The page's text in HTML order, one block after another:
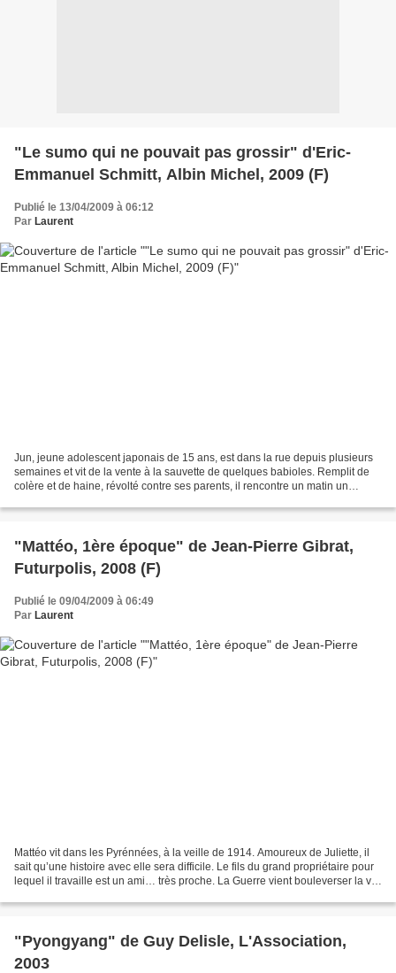
"Le sumo qui ne pouvait pas grossir" d'Eric-
Emmanuel Schmitt, Albin Michel, 2009 (F)
Publié le 13/04/2009 à 06:12
Par Laurent
Jun, jeune adolescent japonais de 15 ans, est dans la rue depuis plusieurs
semaines et vit de la vente à la sauvette de quelques babioles. Remplit de
colère et de haine, révolté contre ses parents, il rencontre un matin un
"Mattéo, 1ère époque" de Jean-Pierre Gibrat,
Futurpolis, 2008 (F)
Publié le 09/04/2009 à 06:49
Par Laurent
Mattéo vit dans les Pyrénnées, à la veille de 1914. Amoureux de Juliette, il
sait qu’une histoire avec elle sera difficile. Le fils du grand propriétaire pour
lequel il travaille est un ami… très proche. La Guerre vient bouleverser la vie
"Pyongyang" de Guy Delisle, L'Association,
2003